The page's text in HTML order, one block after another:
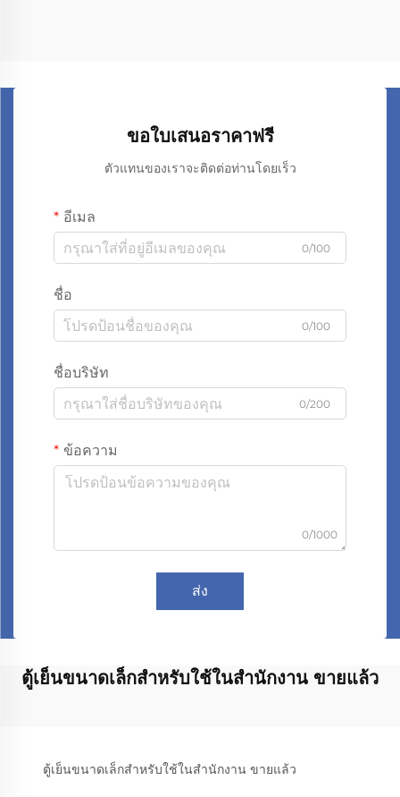
ขอใบเสนอราคาฟรี
ตัวแทนของเราจะติดต่อท่านโดยเร็ว
อีเมล
0/100
ชื่อ
0/100
ชื่อบริษัท
0/200
ข้อความ
0/1000
ส่ง
ตู้เย็นขนาดเล็กสำหรับใช้ในสำนักงาน ขายแล้ว
ตู้เย็นขนาดเล็กสำหรับใช้ในสำนักงาน ขายแล้ว